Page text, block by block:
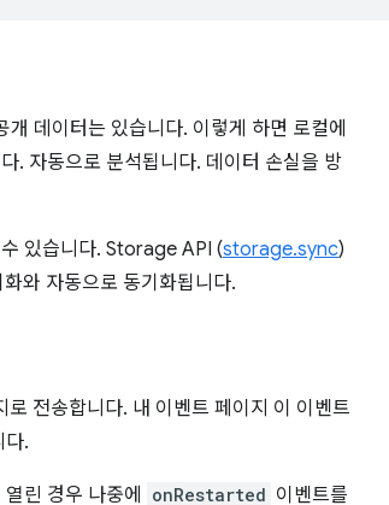
데이터는 있습니다. 이렇게 하면 로컬에
. 자동으로 분석됩니다. 데이터 손실을 방
있습니다. Storage API (storage.sync)
와 자동으로 동기화됩니다.
로 전송합니다. 내 이벤트 페이지 이 이벤트
다.
린 경우 나중에 onRestarted 이벤트를